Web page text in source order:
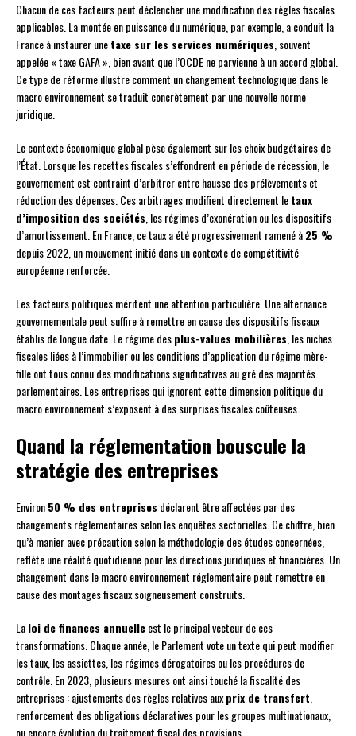
Chacun de ces facteurs peut déclencher une modification des règles fiscales
applicables. La montée en puissance du numérique, par exemple, a conduit la
France à instaurer unetaxe sur les services numériques , souvent
appelée « taxe GAFA », bien avant que l’OCDE ne parvienne à un accord global.
Ce type de réforme illustre comment un changement technologique dans le
macro environnement se traduit concrètement par une nouvelle norme
juridique.
Le contexte économique global pèse également sur les choix budgétaires de
l’État. Lorsque les recettes fiscales s’effondrent en période de récession, le
gouvernement est contraint d’arbitrer entre hausse des prélèvements et
réduction des dépenses. Ces arbitrages modifient directement letaux
d’imposition des sociétés , les régimes d’exonération ou les dispositifs
d’amortissement. En France, ce taux a été progressivement ramené à25 %
depuis 2022, un mouvement initié dans un contexte de compétitivité
européenne renforcée.
Les facteurs politiques méritent une attention particulière. Une alternance
gouvernementale peut suffire à remettre en cause des dispositifs fiscaux
établis de longue date. Le régime desplus-values mobilières , les niches
fiscales liées à l’immobilier ou les conditions d’application du régime mère-
fille ont tous connu des modifications significatives au gré des majorités
parlementaires. Les entreprises qui ignorent cette dimension politique du
macro environnement s’exposent à des surprises fiscales coûteuses.
Quand la réglementation bouscule la
stratégie des entreprises
Environ50 % des entreprises déclarent être affectées par des
changements réglementaires selon les enquêtes sectorielles. Ce chiffre, bien
qu’à manier avec précaution selon la méthodologie des études concernées,
reflète une réalité quotidienne pour les directions juridiques et financières. Un
changement dans le macro environnement réglementaire peut remettre en
cause des montages fiscaux soigneusement construits.
Laloi de finances annuelleest le principal vecteur de ces
transformations. Chaque année, le Parlement vote un texte qui peut modifier
les taux, les assiettes, les régimes dérogatoires ou les procédures de
contrôle. En 2023, plusieurs mesures ont ainsi touché la fiscalité des
entreprises : ajustements des règles relatives auxprix de transfert
renforcement des obligations déclaratives pour les groupes multinationaux,
ou encore évolution du traitement fiscal des provisions.